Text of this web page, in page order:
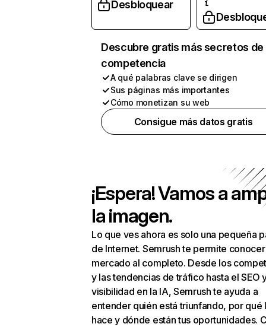
Desbloquear
Descubre gratis más secretos de
competencia
A qué palabras clave se dirigen
Sus páginas más importantes
Cómo monetizan su web
Consigue más datos gratis
¡Espera! Vamos a
la imagen.
Lo que ves ahora es solo una pequeña
de Internet. Semrush te permite
mercado al completo. Desde los
y las tendencias de tráfico hasta el SEO
visibilidad en la IA, Semrush te ayuda a
entender quién está triunfando, por qué
hace y dónde están tus oportunidades.